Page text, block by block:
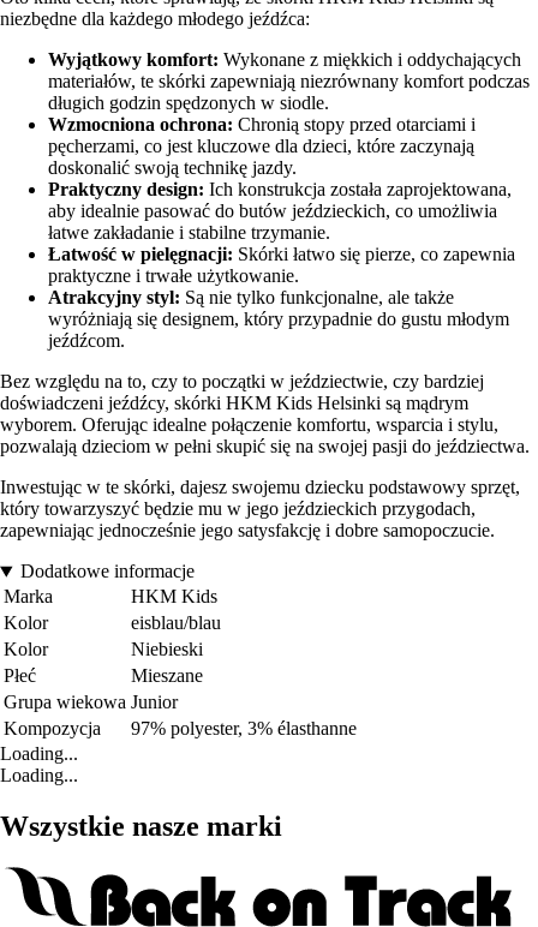
niezbędne dla każdego młodego jeźdźca:
Wyjątkowy komfort: Wykonane z miękkich i oddychających
materiałów, te skórki zapewniają niezrównany komfort podczas
długich godzin spędzonych w siodle.
Wzmocniona ochrona: Chronią stopy przed otarciami i
pęcherzami, co jest kluczowe dla dzieci, które zaczynają
doskonalić swoją technikę jazdy.
Praktyczny design: Ich konstrukcja została zaprojektowana,
aby idealnie pasować do butów jeździeckich, co umożliwia
łatwe zakładanie i stabilne trzymanie.
Łatwość w pielęgnacji: Skórki łatwo się pierze, co zapewnia
praktyczne i trwałe użytkowanie.
Atrakcyjny styl: Są nie tylko funkcjonalne, ale także
wyróżniają się designem, który przypadnie do gustu młodym
jeźdźcom.
Bez względu na to, czy to początki w jeździectwie, czy bardziej
doświadczeni jeźdźcy, skórki HKM Kids Helsinki są mądrym
wyborem. Oferując idealne połączenie komfortu, wsparcia i stylu,
pozwalają dzieciom w pełni skupić się na swojej pasji do jeździectwa.
Inwestując w te skórki, dajesz swojemu dziecku podstawowy sprzęt,
który towarzyszyć będzie mu w jego jeździeckich przygodach,
zapewniając jednocześnie jego satysfakcję i dobre samopoczucie.
Dodatkowe informacje
Marka
HKM Kids
Kolor
eisblau/blau
Kolor
Niebieski
Płeć
Mieszane
Grupa wiekowa Junior
Kompozycja
97% polyester, 3% élasthanne
Loading...
Loading...
Wszystkie nasze marki